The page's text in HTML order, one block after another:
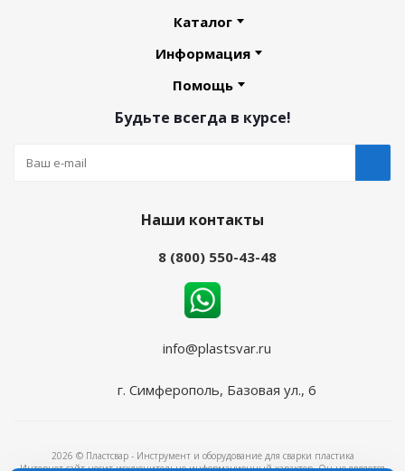
Каталог
Информация
Помощь
Будьте всегда в курсе!
Наши контакты
8 (800) 550-43-48
info@plastsvar.ru
г. Симферополь, Базовая ул., 6
2026 © Пластсвар - Инструмент и оборудование для сварки пластика
Интернет-сайт носит исключительно информационный характер. Он не является